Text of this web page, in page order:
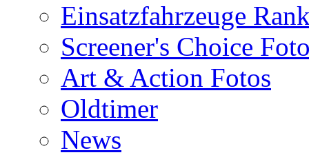
Einsatzfahrzeuge
Screener's Choice
Art & Action Fotos
Oldtimer
News